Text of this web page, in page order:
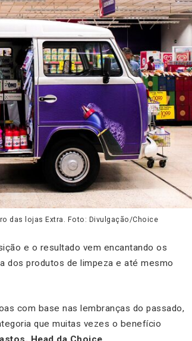
das lojas Extra. Foto: Divulgação/Choice
e o resultado vem encantando os
dos produtos de limpeza e até mesmo
com base nas lembranças do passado,
que muitas vezes o benefício